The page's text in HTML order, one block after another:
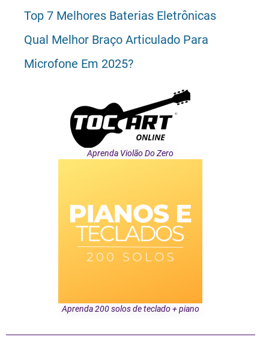
Top 7 Melhores Baterias Eletrônicas
Qual Melhor Braço Articulado Para
Microfone Em 2025?
Aprenda Violão Do Zero
Aprenda 200 solos de teclado + piano